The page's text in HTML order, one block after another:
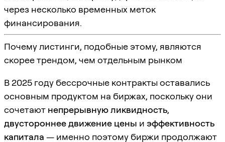
через несколько временных меток
финансирования.
Почему листинги, подобные этому, являются
скорее трендом, чем отдельным рынком
В 2025 году бессрочные контракты оставались
основным продуктом на биржах, поскольку они
сочетают непрерывную ликвидность,
двустороннее движение цены и эффективность
капитала — именно поэтому биржи продолжают